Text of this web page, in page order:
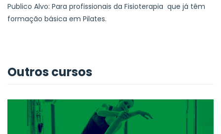
Publico Alvo: Para profissionais da Fisioterapia que já têm
formação básica em Pilates.
Outros cursos